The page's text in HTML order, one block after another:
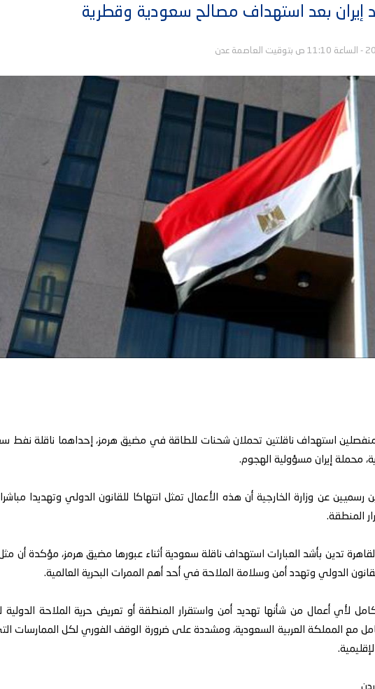
بعد استهداف مصالح سعودية وقطرية
استهداف ناقلتين تحملان شحنات للطاقة في مضيق هرمز، إحداهما ناقلة نفط
محملة إيران مسؤولية الهجوم.
رسميين عن وزارة الخارجية أن هذه الأعمال تمثل انتهاكا للقانون الدولي وتهديدا
المنطقة.
القاهرة تدين بأشد العبارات استهداف ناقلة سعودية أثناء عبورها مضيق هرمز، مؤكدة أن
الدولي وتهدد أمن وسلامة الملاحة في أحد أهم الممرات البحرية العالمية.
لأي أعمال من شأنها تهديد أمن واستقرار المنطقة أو تعريض حرية الملاحة الدولية
مع المملكة العربية السعودية، ومشددة على ضرورة الوقف الفوري لكل الممارسات